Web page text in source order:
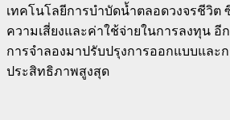
เทคโนโลยีการบำบัดน้ำตลอดวงจรชีวิต
ความเสี่ยงและค่าใช้จ่ายในการลงทุน อี
การจำลองมาปรับปรุงการออกแบบและ
ประสิทธิภาพสูงสุด